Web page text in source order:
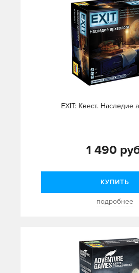
EXIT: Квест. Наследие
1 490
КУПИТЬ
подробнее